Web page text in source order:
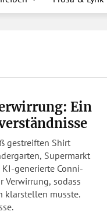
Ein
gestreiften Shirt
Supermarkt
generierte Conni-
Verwirrung, sodass
klarstellen musste.